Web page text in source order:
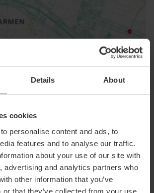
Details About
cookies
personalise content and ads, to
features and to analyse our traffic.
about your use of our site with
advertising and analytics partners who
other information that you’ve
or that they’ve collected from your use
Activar mapa